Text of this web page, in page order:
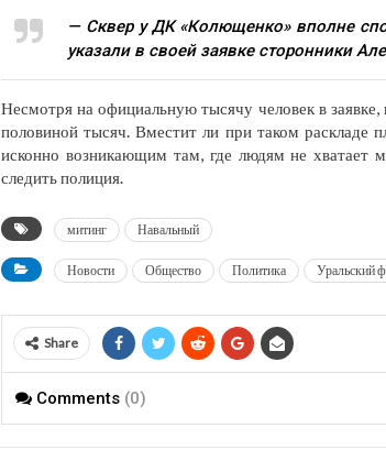
— Сквер у ДК «Колющенко» вполне
указали в своей заявке сторонники
Несмотря на официальную тысячу человек в
половиной тысяч. Вместит ли при таком
исконно возникающим там, где людям не хватает
следить полиция.
митинг Навальный
Новости Общество Политика Уральский
Share
Comments (0)